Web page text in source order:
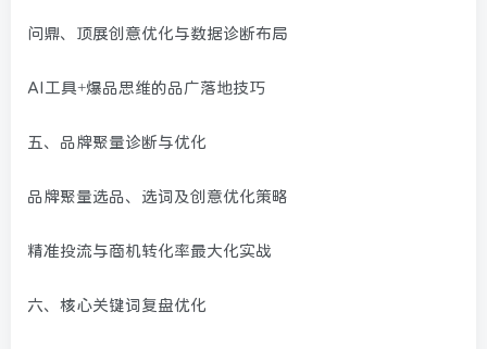
问鼎、顶展创意优化与数据诊断布局
AI工具+爆品思维的品广落地技巧
五、品牌聚量诊断与优化
品牌聚量选品、选词及创意优化策略
精准投流与商机转化率最大化实战
六、核心关键词复盘优化